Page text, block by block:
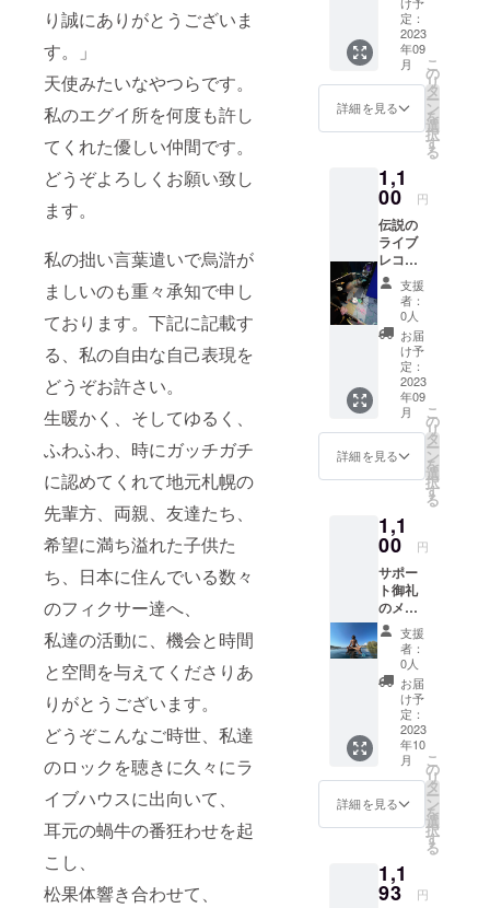
り誠にありがとうございま
す。」
天使みたいなやつらです。
私のエグイ所を何度も許し
てくれた優しい仲間です。
どうぞよろしくお願い致し
ます。
私の拙い言葉遣いで烏滸が
ましいのも重々承知で申し
ております。下記に記載す
る、私の自由な自己表現を
どうぞお許さい。
生暖かく、そしてゆるく、
ふわふわ、時にガッチガチ
に認めてくれて地元札幌の
先輩方、両親、友達たち、
希望に満ち溢れた子供た
ち、日本に住んでいる数々
のフィクサー達へ、
私達の活動に、機会と時間
と空間を与えてくださりあ
りがとうございます。
どうぞこんなご時世、私達
のロックを聴きに久々にラ
イブハウスに出向いて、
耳元の蝸牛の番狂わせを起
こし、
松果体響き合わせて、
Esoteri
c の活
動内容
が見れ
るイン
スタグ
ラムへ
のアク
私がロ
ンドン
で活動
してい
た内容
が見れ
ます。
アビー
ロード
とかで
座禅し
てま
す。
定：
2023
年09
月
詳細を見る
こ
の
リ
タ
ー
ン
を
選
択
す
る
1,1
00 円
伝説の
ライブ
レコー
ディン
グ、
データ
のみ
メール
に添付
しま
す。 こ
のセッ
トリス
トをラ
イブで
披露し
１あい
しねる
２In the
air ３
Leela
４Halo
５最善
（Cyze
n） ６
温泉
(Hot
Spring)
７音と
和 ８サ
ターン
リター
ン ９？
支援
者：
0人
お届
け予
定：
2023
年09
月
詳細を見る
こ
の
リ
タ
ー
ン
を
選
択
す
る
1,1
00 円
サポー
ト御礼
のメッ
セー
ジ 手
紙に
て 日
本から
支援
者：
0人
お届
け予
定：
2023
年10
月
詳細を見る
こ
の
リ
タ
ー
ン
を
選
択
す
る
1,1
93 円